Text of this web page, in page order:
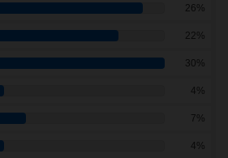
26%
22%
30%
4%
7%
4%